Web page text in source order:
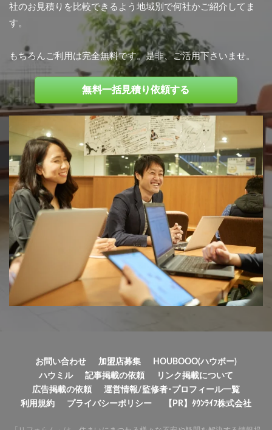
社のお見積りを比較できるよう地域別で何社かご紹介してま
す。
もちろんご利用は完全無料です。是非、ご活用下さいませ。
無料一括見積り依頼する
お問い合わせ 加盟店募集
HOUBOOO(ハウボー)
ハウミル
記事掲載の依頼
リンク掲載について
広告掲載の依頼
運営情報/監修者･プロフィール一覧
利用規約
プライバシーポリシー 【PR】ﾀｳﾝﾗｲﾌ株式会社